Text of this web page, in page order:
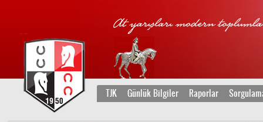
TJK Günlük Bilgiler Raporlar